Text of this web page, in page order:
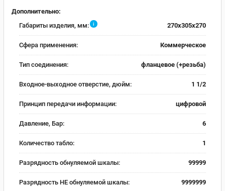
Дополнительно:
Габариты изделия, мм:
i 270x305x270
Сфера применения: Коммерческое
Тип соединения: фланцевое (+резьба)
Входное-выходное отверстие, дюйм: 1 1/2
Принцип передачи информации: цифровой
Давление, Бар: 6
Количество табло: 1
Разрядность обнуляемой шкалы: 99999
Разрядность НЕ обнуляемой шкалы: 9999999